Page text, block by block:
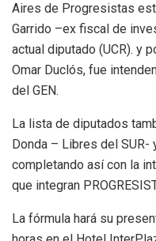
Aires de Progresistas
Garrido –ex fiscal de
actual diputado (UCR). y
Omar Duclós, fue
del GEN.
La lista de diputados
Donda – Libres del
completando así con la
que integran
La fórmula hará su